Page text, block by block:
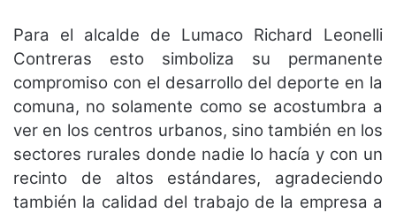
Para el alcalde de Lumaco Richard Leonelli
Contreras esto simboliza su permanente
compromiso con el desarrollo del deporte en la
comuna, no solamente como se acostumbra a
ver en los centros urbanos, sino también en los
sectores rurales donde nadie lo hacía y con un
recinto de altos estándares, agradeciendo
también la calidad del trabajo de la empresa a